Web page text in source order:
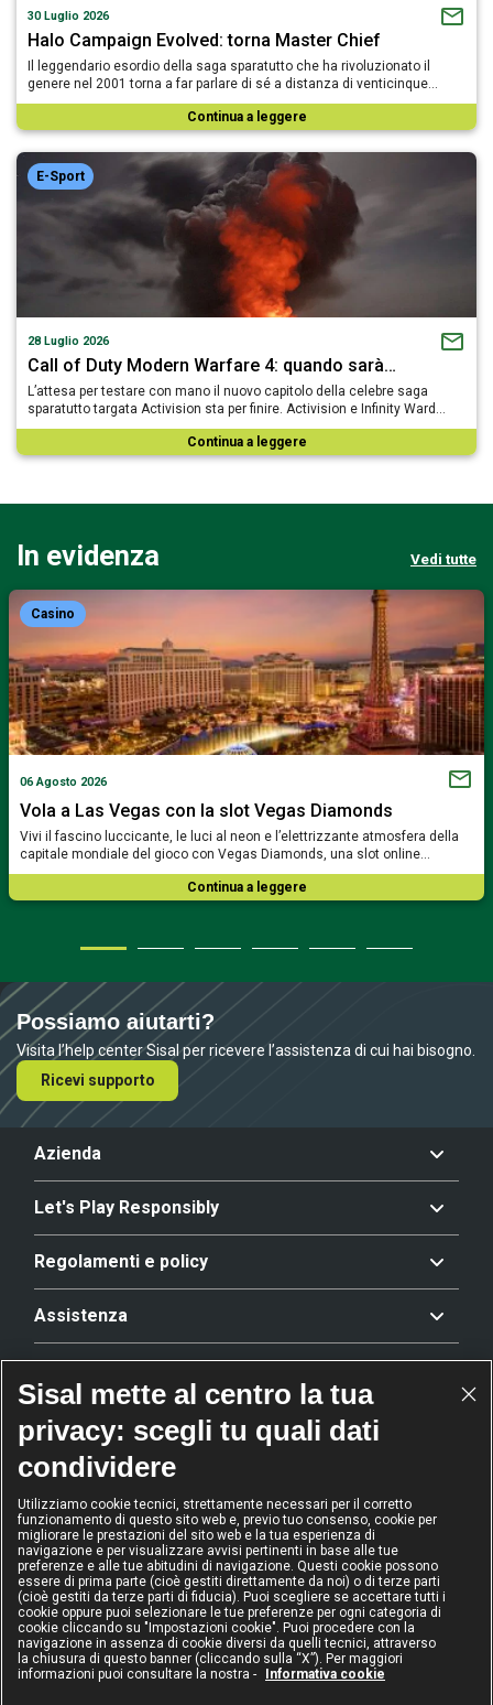
30 Luglio 2026
Halo Campaign Evolved: torna Master Chief
Il leggendario esordio della saga sparatutto che ha rivoluzionato il
genere nel 2001 torna a far parlare di sé a distanza di venticinque…
Continua a leggere
E-Sport
28 Luglio 2026
Call of Duty Modern Warfare 4: quando sarà…
L’attesa per testare con mano il nuovo capitolo della celebre saga
sparatutto targata Activision sta per finire. Activision e Infinity Ward…
Continua a leggere
In evidenza Vedi tutte
Casino
06 Agosto 2026
Vola a Las Vegas con la slot Vegas Diamonds
Vivi il fascino luccicante, le luci al neon e l’elettrizzante atmosfera della
capitale mondiale del gioco con Vegas Diamonds, una slot online…
Continua a leggere
Possiamo aiutarti?
Visita l’help center Sisal per ricevere l’assistenza di cui hai bisogno.
Ricevi supporto
Azienda
Let's Play Responsibly
Regolamenti e policy
Assistenza
Riconoscimenti
2024
Operatore
dell'anno
2024
Operatore
Scommesse
sportive
2024
Operatore di
gioco sicuro
2024
Diversity &
Inclusion
IL GIOCO È VIETATO AI MINORI
Sisal mette al centro la tua
privacy: scegli tu quali dati
condividere
Utilizziamo cookie tecnici, strettamente necessari per il corretto
funzionamento di questo sito web e, previo tuo consenso, cookie per
migliorare le prestazioni del sito web e la tua esperienza di
navigazione e per visualizzare avvisi pertinenti in base alle tue
preferenze e alle tue abitudini di navigazione. Questi cookie possono
essere di prima parte (cioè gestiti direttamente da noi) o di terze parti
(cioè gestiti da terze parti di fiducia). Puoi scegliere se accettare tutti i
cookie oppure puoi selezionare le tue preferenze per ogni categoria di
cookie cliccando su "Impostazioni cookie". Puoi procedere con la
navigazione in assenza di cookie diversi da quelli tecnici, attraverso
la chiusura di questo banner (cliccando sulla “X”). Per maggiori
informazioni puoi consultare la nostra -
Informativa cookie